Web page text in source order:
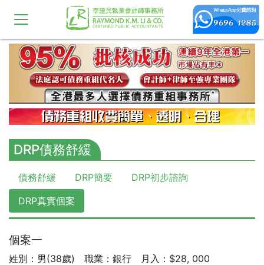
DRP債務舒緩
債務舒緩 DRP簡要
DRP初步諮詢
DRP真實個案
個案一
姓別：男(38歲) 職業：銀行 月入：$28, 000